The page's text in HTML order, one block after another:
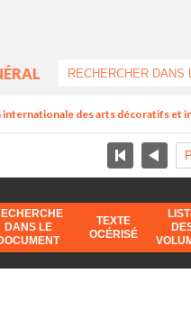
des arts décoratifs et
DANS LE
TEXTE
OCÉRISÉ